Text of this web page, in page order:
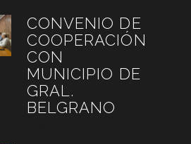
CONVENIO DE
COOPERACIÓN
CON
MUNICIPIO DE
GRAL.
BELGRANO